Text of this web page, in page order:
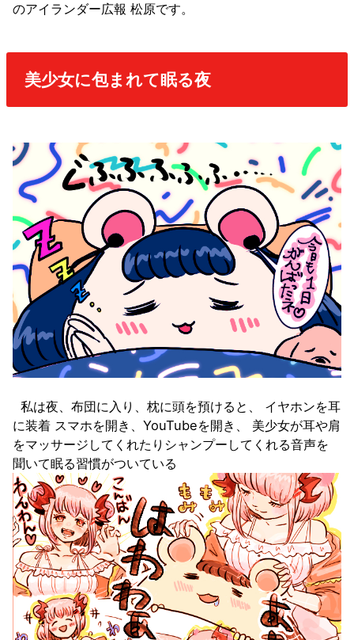
のアイランダー広報 松原です。
美少女に包まれて眠る夜
私は夜、布団に入り、枕に頭を預けると、 イヤホンを耳
に装着 スマホを開き、YouTubeを開き、 美少女が耳や肩
をマッサージしてくれたりシャンプーしてくれる音声を
聞いて眠る習慣がついている